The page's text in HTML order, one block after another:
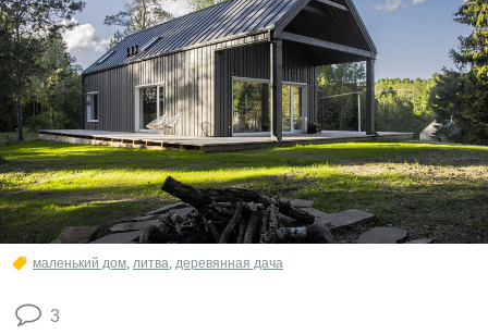
маленький дом, литва, деревянная дача
3